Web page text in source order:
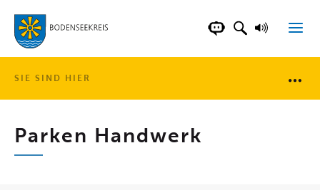
LANDKREISCHATBOT DER
SUCHFELD
SIE SIND HIER
Parken Handwerk